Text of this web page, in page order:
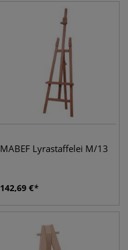
MABEF Lyrastaffelei M/13
142,69 €